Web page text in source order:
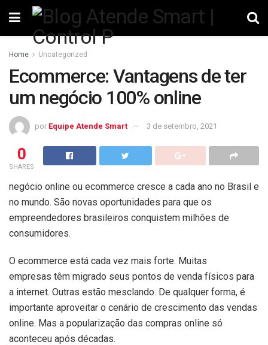
Home Uncategorized
Ecommerce: Vantagens de ter
um negócio 100% online
por Equipe Atende Smart 3 de setembro, 2021
0
SHARES
negócio online ou ecommerce cresce a cada ano no Brasil e
no mundo. São novas oportunidades para que os
empreendedores brasileiros conquistem milhões de
consumidores.
O ecommerce está cada vez mais forte. Muitas
empresas têm migrado seus pontos de venda físicos para
a internet. Outras estão mesclando. De qualquer forma, é
importante aproveitar o cenário de crescimento das vendas
online. Mas a popularização das compras online só
aconteceu após décadas.